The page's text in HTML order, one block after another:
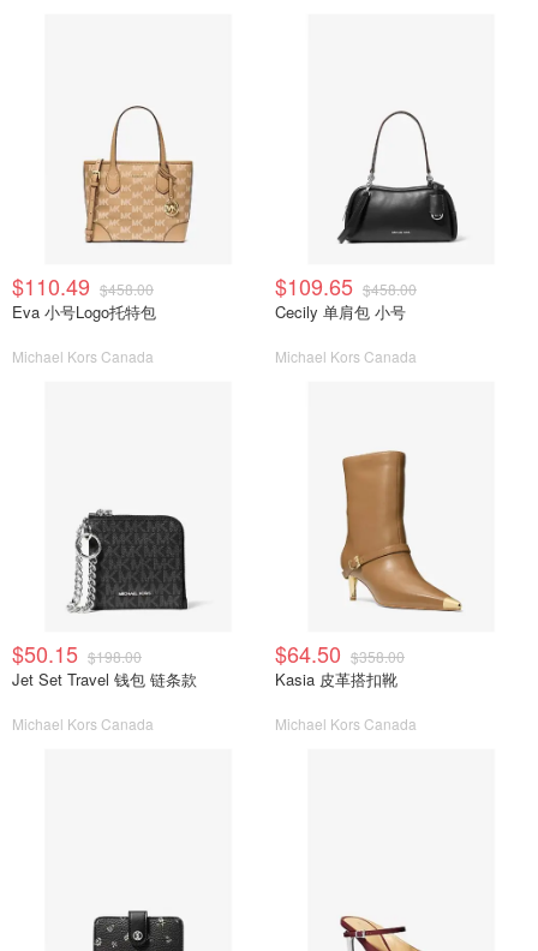
$110.49 $458.00
Eva 小号Logo托特包
Michael Kors Canada
$109.65 $458.00
Cecily 单肩包 小号
Michael Kors Canada
$50.15 $198.00
Jet Set Travel 钱包 链条款
Michael Kors Canada
$64.50 $358.00
Kasia 皮革搭扣靴
Michael Kors Canada